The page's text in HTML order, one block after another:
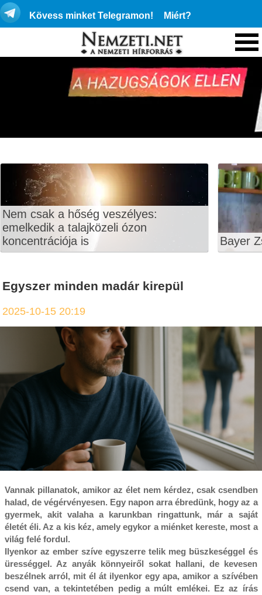
Kövess minket Telegramon! Miért?
Nem csak a hőség veszélyes:
emelkedik a talajközeli ózon
koncentrációja is
Bayer
Egyszer minden madár kirepül
2025-10-15 20:19
Vannak pillanatok, amikor az élet nem kérdez, csak csendben
halad, de végérvényesen. Egy napon arra ébredünk, hogy az a
gyermek, akit valaha a karunkban ringattunk, már a saját
életét éli. Az a kis kéz, amely egykor a miénket kereste, most a
világ felé fordul.
Ilyenkor az ember szíve egyszerre telik meg büszkeséggel és
ürességgel. Az anyák könnyeiről sokat hallani, de kevesen
beszélnek arról, mit él át ilyenkor egy apa, amikor a szívében
csend van, a tekintetében pedig a múlt emlékei. Ez az írás